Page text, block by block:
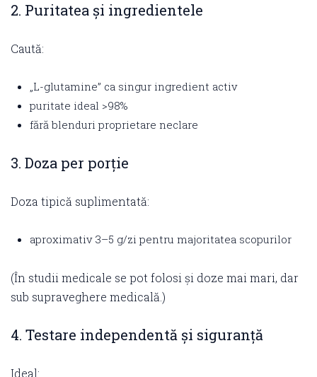
2. Puritatea și ingredientele
Caută:
„L-glutamine” ca singur ingredient activ
puritate ideal >98%
fără blenduri proprietare neclare
3. Doza per porție
Doza tipică suplimentată:
aproximativ 3–5 g/zi pentru majoritatea scopurilor
(În studii medicale se pot folosi și doze mai mari, dar
sub supraveghere medicală.)
4. Testare independentă și siguranță
Ideal: